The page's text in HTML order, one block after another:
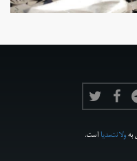
ولانت‌مدیااست.